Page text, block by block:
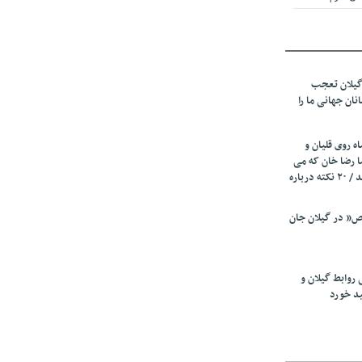
حمایتی
مشخص شد
از مراجع رسمی
ایران و
کشاورزان
تعجب
جهانی ما را
روی قلیان و
رضا خان که می
رفت همه شاد بودند / ۲۰ نکته درباره
در گیلان جان
روابط گیلان و
خورد